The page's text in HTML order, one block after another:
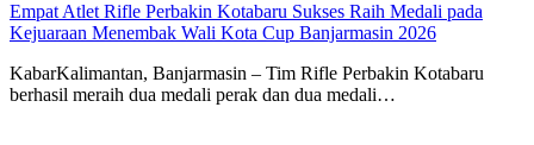
Empat Atlet Rifle Perbakin Kotabaru Sukses Raih Medali pada
Kejuaraan Menembak Wali Kota Cup Banjarmasin 2026
KabarKalimantan, Banjarmasin – Tim Rifle Perbakin Kotabaru
berhasil meraih dua medali perak dan dua medali…